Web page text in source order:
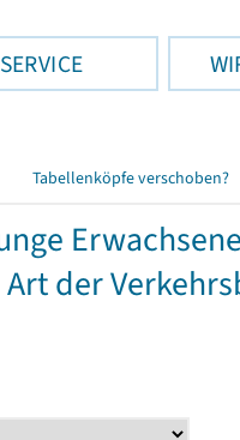
SERVICE
Tabellenköpfe verschoben?
der